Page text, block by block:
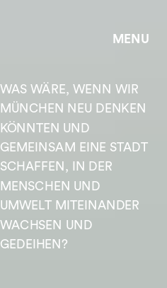
WAS WÄRE, WENN WIR
MÜNCHEN NEU DENKEN
KÖNNTEN UND
GEMEINSAM EINE STADT
SCHAFFEN, IN DER
MENSCHEN UND
UMWELT MITEINANDER
WACHSEN UND
GEDEIHEN?
MENU